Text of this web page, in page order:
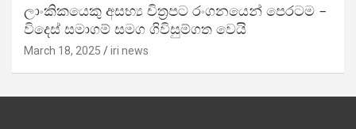
ලාංකිකයෙකු අසභ්‍ය චිත්‍රපට රංගනයෙන් පෙරටම –
විදෙස් සමාගම් සමග ගිවිසුම්ගත වෙයි
March 18, 2025 iri news